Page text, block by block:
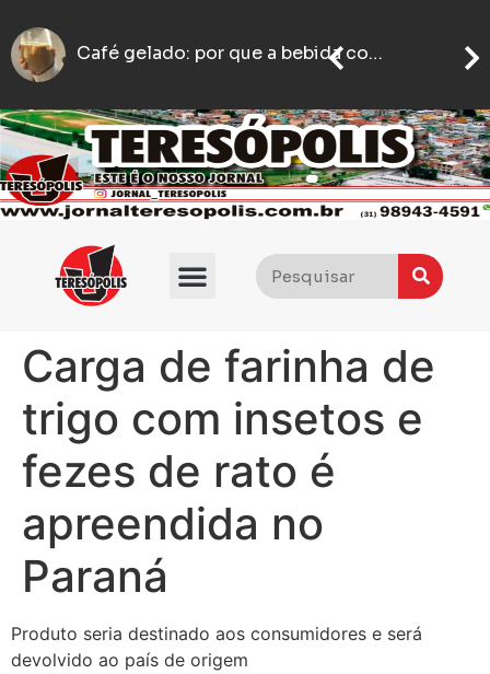
Lic Motoboy abre caminho no trânsito para ajudar mulher que passava mal a chegar ao hospital em BH
motoboy é agredido com socos e empurrões após estacionar em ponto de taxi em BH
Carga de farinha de
trigo com insetos e
fezes de rato é
apreendida no
Paraná
Produto seria destinado aos consumidores e será
devolvido ao país de origem